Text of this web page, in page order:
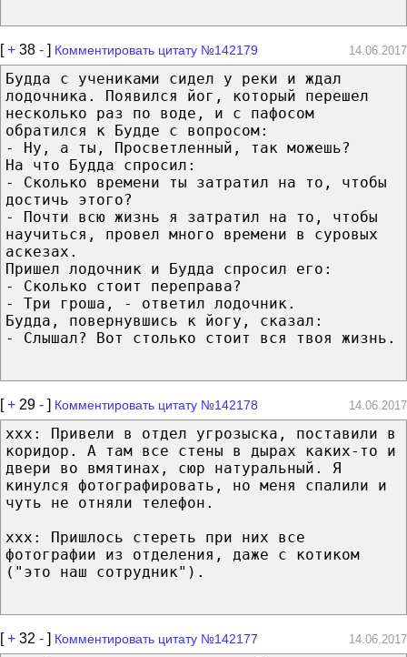
[+ 38 - ] Комментировать цитату №142179 14.06.2017
Будда с учениками сидел у реки и ждал
лодочника. Появился йог, который перешел
несколько раз по воде, и с пафосом
обратился к Будде с вопросом:
- Ну, а ты, Просветленный, так можешь?
На что Будда спросил:
- Сколько времени ты затратил на то, чтобы
достичь этого?
- Почти всю жизнь я затратил на то, чтобы
научиться, провел много времени в суровых
аскезах.
Пришел лодочник и Будда спросил его:
- Сколько стоит переправа?
- Три гроша, - ответил лодочник.
Будда, повернувшись к йогу, сказал:
- Слышал? Вот столько стоит вся твоя жизнь.
[+ 29 - ] Комментировать цитату №142178 14.06.2017
xxx: Привели в отдел угрозыска, поставили в
коридор. А там все стены в дырах каких-то и
двери во вмятинах, сюр натуральный. Я
кинулся фотографировать, но меня спалили и
чуть не отняли телефон.
xxx: Пришлось стереть при них все
фотографии из отделения, даже с котиком
("это наш сотрудник").
[+ 32 - ] Комментировать цитату №142177 14.06.2017